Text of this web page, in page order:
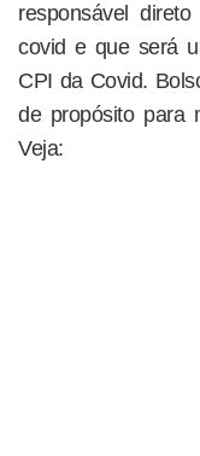
responsável
covid e que será
CPI da Covid.
de propósito para
Veja: